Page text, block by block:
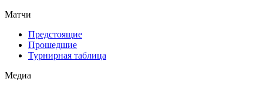
Матчи
Предстоящие
Прошедшие
Турнирная таблица
Медиа